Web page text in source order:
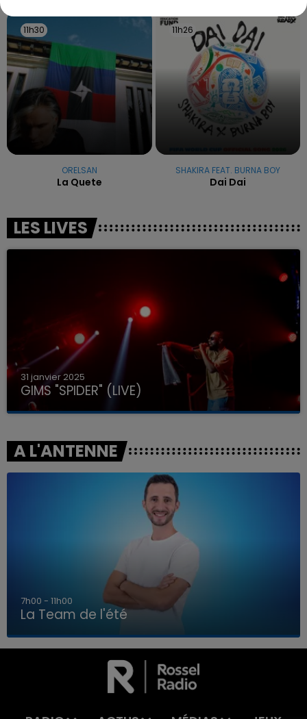
LA TEAM DE L'ÉTÉ
11h30
11h30
ORELSAN
La Quete
11h26
11h26
SHAKIRA FEAT. BURNA BOY
Dai Dai
LES LIVES
31 janvier 2025
GIMS "SPIDER" (LIVE)
A L'ANTENNE
7h00 - 11h00
La Team de l'été